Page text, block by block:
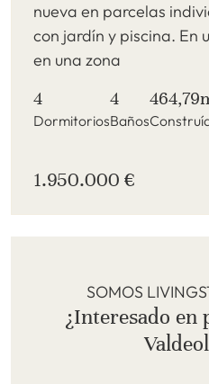
nueva en parcelas
con jardín y piscina. En
en una zona
4
Dormitorios
4
Baños
1.950.000 €
SOMOS
¿Interesado en